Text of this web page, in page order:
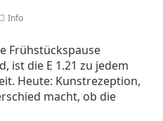
Info
Frühstückspause
ist die E 1.21 zu jedem
Heute: Kunstrezeption,
macht, ob die